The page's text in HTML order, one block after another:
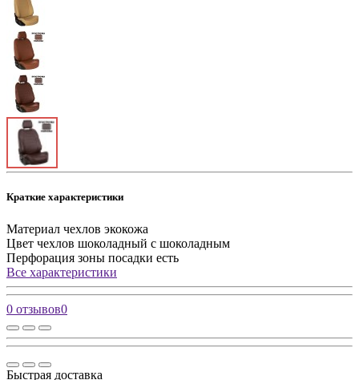
Краткие характеристики
Материал чехлов экокожа
Цвет чехлов шоколадный с шоколадным
Перфорация зоны посадки есть
Все характеристики
0 отзывов0
Быстрая доставка